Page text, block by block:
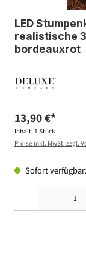
LED
realistische
bordeauxrot
13,90 €*
Inhalt: 1 Stück
Preise inkl. MwSt. zzgl.
Sofort